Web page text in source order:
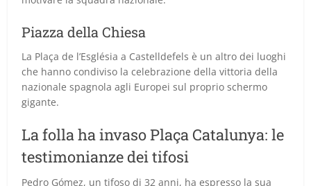
Piazza della Chiesa
La Plaça de l’Església a Castelldefels è un altro dei luoghi
che hanno condiviso la celebrazione della vittoria della
nazionale spagnola agli Europei sul proprio schermo
gigante.
La folla ha invaso Plaça Catalunya: le
testimonianze dei tifosi
Pedro Gómez, un tifoso di 32 anni, ha espresso la sua